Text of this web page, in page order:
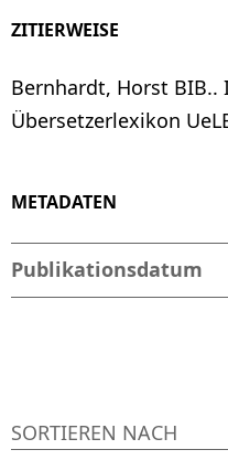
ZITIERWEISE
Bernhardt, Horst BIB..
Übersetzerlexikon
METADATEN
Publikationsdatum
SORTIEREN NACH